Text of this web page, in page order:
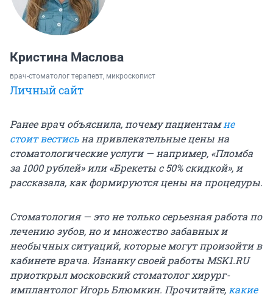
Кристина Маслова
врач-стоматолог терапевт, микроскопист
Личный сайт
Ранее врач объяснила, почему пациентамне
стоит вестисьна привлекательные цены на
стоматологические услуги — например, «Пломба
за 1000 рублей» или «Брекеты с 50% скидкой», и
рассказала, как формируются цены на процедуры.
Стоматология — это не только серьезная работа по
лечению зубов, но и множество забавных и
необычных ситуаций, которые могут произойти в
кабинете врача. Изнанку своей работы MSK1.RU
приоткрыл московский стоматолог хирург-
имплантолог Игорь Блюмкин. Прочитайте,какие